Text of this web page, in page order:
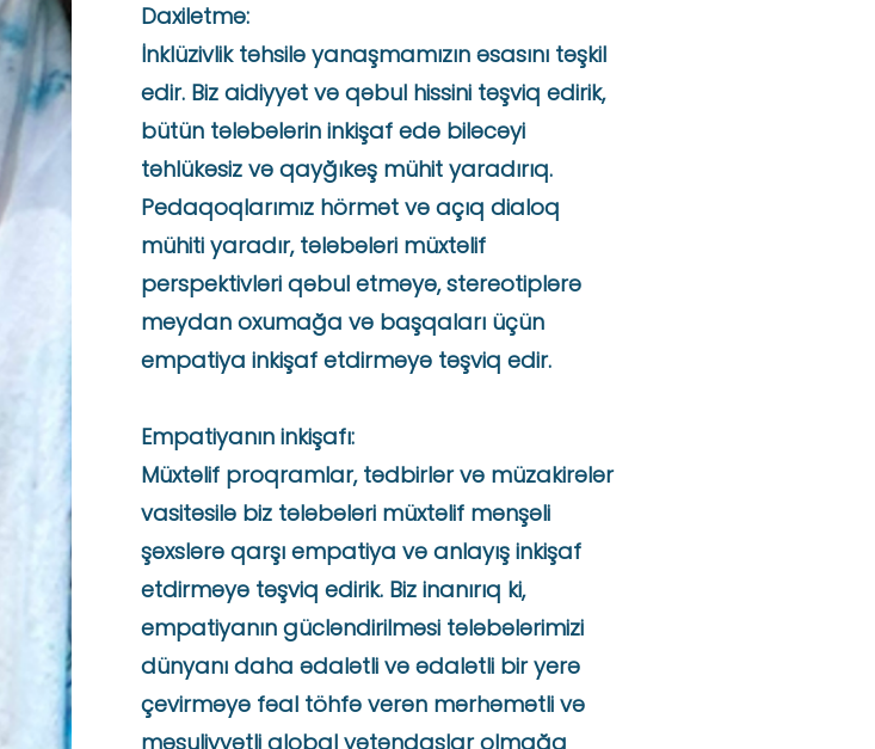
Daxiletmə:
İnklüzivlik təhsilə yanaşmamızın əsasını təşkil
edir. Biz aidiyyət və qəbul hissini təşviq edirik,
bütün tələbələrin inkişaf edə biləcəyi
təhlükəsiz və qayğıkeş mühit yaradırıq.
Pedaqoqlarımız hörmət və açıq dialoq
mühiti yaradır, tələbələri müxtəlif
perspektivləri qəbul etməyə, stereotiplərə
meydan oxumağa və başqaları üçün
empatiya inkişaf etdirməyə təşviq edir.
Empatiyanın inkişafı:
Müxtəlif proqramlar, tədbirlər və müzakirələr
vasitəsilə biz tələbələri müxtəlif mənşəli
şəxslərə qarşı empatiya və anlayış inkişaf
etdirməyə təşviq edirik. Biz inanırıq ki,
empatiyanın gücləndirilməsi tələbələrimizi
dünyanı daha ədalətli və ədalətli bir yerə
çevirməyə fəal töhfə verən mərhəmətli və
məsuliyyətli qlobal vətəndaşlar olmağa